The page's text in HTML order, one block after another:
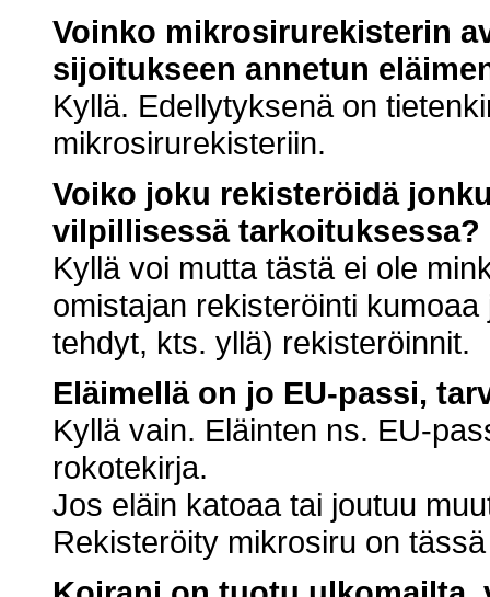
Voinko mikrosirurekisterin
sijoitukseen annetun
Kyllä. Edellytyksenä on
mikrosirurekisteriin.
Voiko joku rekisteröidä
vilpillisessä tarkoituksessa?
Kyllä voi mutta tästä ei ole
omistajan rekisteröinti
tehdyt, kts. yllä) rekisteröinnit.
Eläimellä on jo EU-passi,
Kyllä vain. Eläinten ns. EU-
rokotekirja.
Jos eläin katoaa tai joutuu
Rekisteröity mikrosiru on